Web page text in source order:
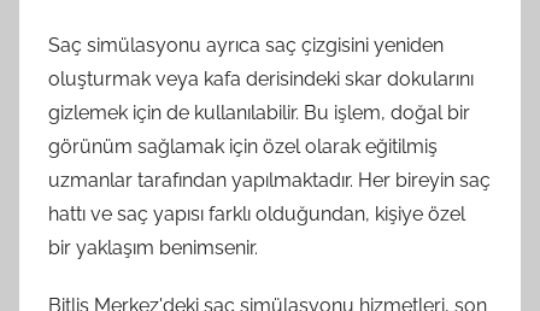
Saç simülasyonu ayrıca saç çizgisini yeniden
oluşturmak veya kafa derisindeki skar dokularını
gizlemek için de kullanılabilir. Bu işlem, doğal bir
görünüm sağlamak için özel olarak eğitilmiş
uzmanlar tarafından yapılmaktadır. Her bireyin saç
hattı ve saç yapısı farklı olduğundan, kişiye özel
bir yaklaşım benimsenir.
Bitlis Merkez'deki saç simülasyonu hizmetleri, son